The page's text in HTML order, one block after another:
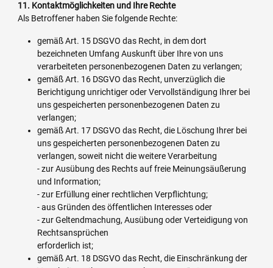
11. Kontaktmöglichkeiten und Ihre Rechte
Als Betroffener haben Sie folgende Rechte:
gemäß Art. 15 DSGVO das Recht, in dem dort
bezeichneten Umfang Auskunft über Ihre von uns
verarbeiteten personenbezogenen Daten zu verlangen;
gemäß Art. 16 DSGVO das Recht, unverzüglich die
Berichtigung unrichtiger oder Vervollständigung Ihrer bei
uns gespeicherten personenbezogenen Daten zu
verlangen;
gemäß Art. 17 DSGVO das Recht, die Löschung Ihrer bei
uns gespeicherten personenbezogenen Daten zu
verlangen, soweit nicht die weitere Verarbeitung
- zur Ausübung des Rechts auf freie Meinungsäußerung
und Information;
- zur Erfüllung einer rechtlichen Verpflichtung;
- aus Gründen des öffentlichen Interesses oder
- zur Geltendmachung, Ausübung oder Verteidigung von
Rechtsansprüchen
erforderlich ist;
gemäß Art. 18 DSGVO das Recht, die Einschränkung der